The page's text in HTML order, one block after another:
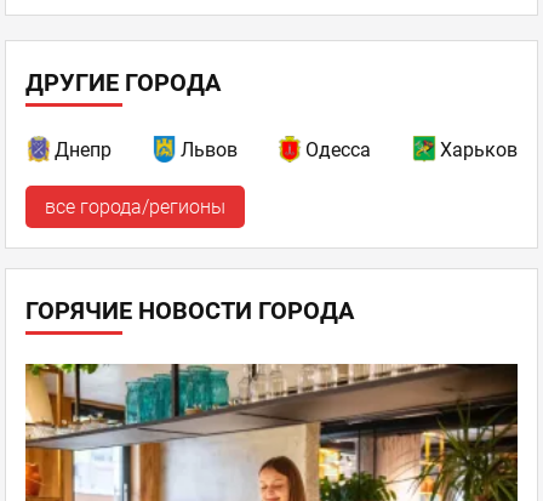
ДРУГИЕ ГОРОДА
Днепр Львов Одесса Харьков
все города/регионы
ГОРЯЧИЕ НОВОСТИ ГОРОДА